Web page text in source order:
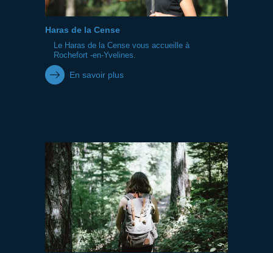
Haras de la Cense
Le Haras de la Cense vous accueille à
Rochefort -en-Yvelines.
En savoir plus